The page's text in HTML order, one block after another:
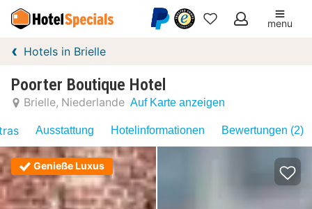
Meine
menu
Hotels in Brielle
Poorter Boutique Hotel
Brielle Niederlande Auf Karte anzeigen
Ausstattung Hotelinformationen Bewertungen (2)
Genieße Luxus